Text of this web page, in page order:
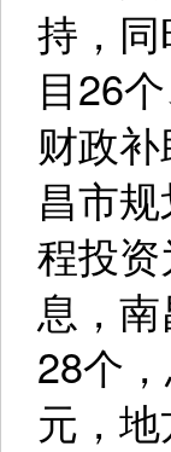
持，
目26
财政
昌市
程投
息，
28个
元，